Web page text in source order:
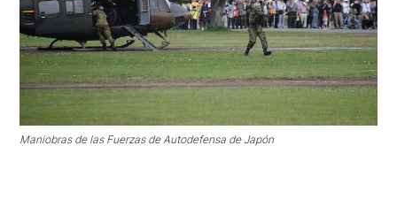
Maniobras de las Fuerzas de Autodefensa de Japón